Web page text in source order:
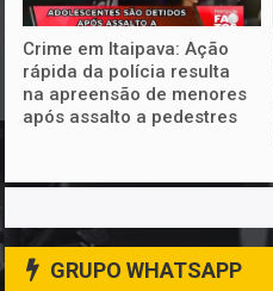
Crime em Itaipava: Ação
rápida da polícia resulta
na apreensão de menores
após assalto a pedestres
GRUPO WHATSAPP